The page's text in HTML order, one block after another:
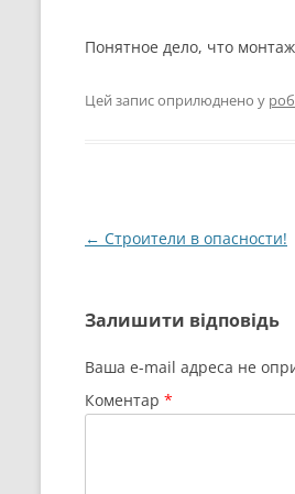
Понятное дело, что
Цей запис оприлюднено у
Навігація
← Строители в опасности!
Залишити відповідь
Ваша e-mail адреса не
Коментар *